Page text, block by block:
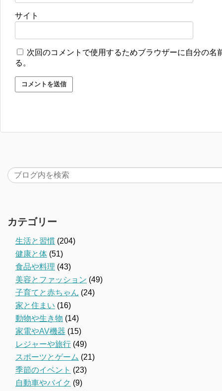
サイト
次回のコメントで使用するためブラウザーに自分の名
る。
カテゴリー
生活と習慣 (204)
健康と体 (51)
食品や料理 (43)
美容とファッション (49)
子育てと赤ちゃん (24)
家と住まい (16)
動物や生き物 (14)
家電やAV機器 (15)
レジャーや旅行 (49)
スポーツとゲーム (21)
季節のイベント (23)
自動車やバイク (9)